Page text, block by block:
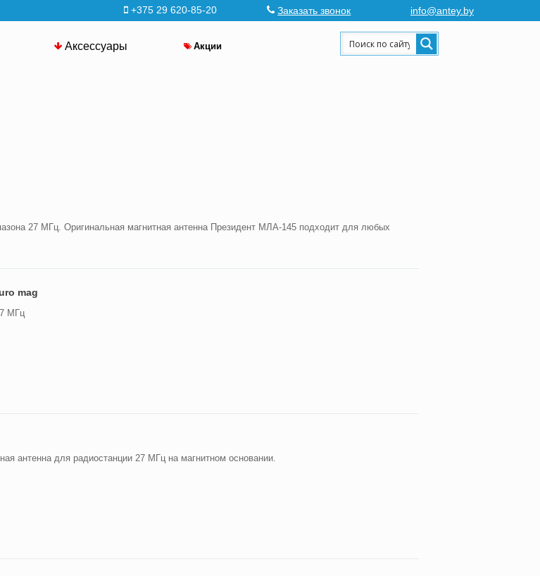
+375 29 620-85-20 Заказать звонок info@antey.by
Аксессуары Акции
27 МГц. Оригинальная магнитная антенна Президент МЛА-145 подходит для любых
mag
МГц
антенна для радиостанции 27 МГц на магнитном основании.